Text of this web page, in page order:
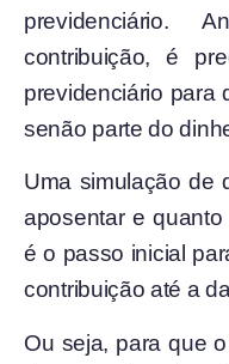
previdenciário.
contribuição, é
previdenciário para
senão parte do
Uma simulação de
aposentar e
é o passo inicial
contribuição até a
Ou seja, para que